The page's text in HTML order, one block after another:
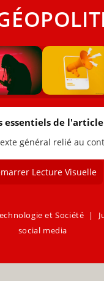
essentiels de
général relié au
Lecture Visuelle
et Société
social media